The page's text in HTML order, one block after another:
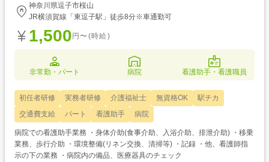
神奈川県逗子市桜山
JR横須賀線「東逗子駅」徒歩8分※車通勤可
1,500 円〜(時給)
非常勤・パート 病院 看護助手・看護職員
初任者研修 実務者研修 介護福祉士 無資格OK
駅チカ
交通費支給
パート 看護助手 病院
病院での看護助手業務 ・身体介助(食事介助、入浴介助、排泄介助) ・移乗
業務、歩行介助 ・環境整備(リネン交換、清掃等) ・記録 ・他、看護師指
示の下の業務 ・病院内の備品、医療器具のチェック